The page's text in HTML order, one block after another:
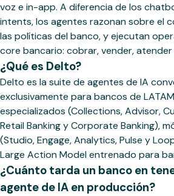
voz e in-app. A diferencia de los
intents, los agentes razonan sobre el
las políticas del banco, y ejecutan
core bancario: cobrar, vender,
¿Qué es Delto?
Delto es la suite de agentes de IA
exclusivamente para bancos de
especializados (Collections, Advisor,
Retail Banking y Corporate Banking),
(Studio, Engage, Analytics, Pulse y
Large Action Model entrenado para
¿Cuánto tarda un banco en
agente de IA en producción?